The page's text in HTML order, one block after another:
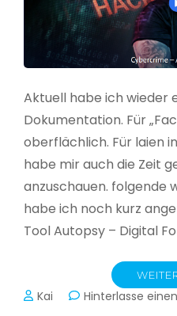
Aktuell habe ich wieder
Dokumentation. Für
oberflächlich. Für laien
habe mir auch die Zeit
anzuschauen. folgende
habe ich noch kurz
Tool Autopsy – Digital
Kai Hinterlasse